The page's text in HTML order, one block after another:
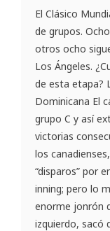
El Clásico
de grupos.
otros ocho
Los Ángeles.
de esta etapa?
Dominicana El
grupo C y así
victorias
los
“disparos” por
inning; pero lo
enorme jonrón
izquierdo, sacó